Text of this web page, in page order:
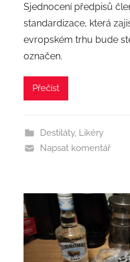
Sjednocení předpisů
standardizace, která
evropském trhu bude
označen.
Přečíst
Destiláty, Likéry
Napsat komentář